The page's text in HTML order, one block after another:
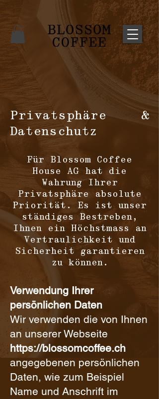
Privatsphäre &
Datenschutz
Für Blossom Coffee
House AG hat die
Wahrung Ihrer
Privatsphäre absolute
Priorität. Es ist unser
ständiges Bestreben,
Ihnen ein Höchstmass an
Vertraulichkeit und
Sicherheit garantieren
zu können.
Verwendung Ihrer
persönlichen Daten
Wir verwenden die von Ihnen
an unserer Webseite
https://blossomcoffee.ch
angegebenen persönlichen
Daten, wie zum Beispiel
Name und Anschrift im